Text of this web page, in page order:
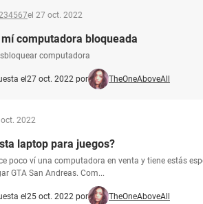
el 27 oct. 2022
computadora bloqueada
computadora
el 27 oct. 2022 por TheOneAboveAll
2022
laptop para juegos?
poco ví una computadora en venta y tiene estás
GTA San Andreas. Com...
el 25 oct. 2022 por TheOneAboveAll